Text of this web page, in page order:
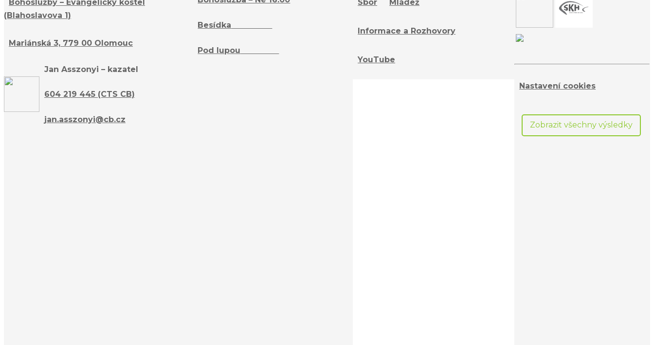
Bohoslužby – Evangelický kostel
(Blahoslavova 1)
Mariánská 3, 779 00 Olomouc
Jan Asszonyi – kazatel
604 219 445 (CTS CB)
jan.asszonyi@cb.cz
Besídka
Pod lupou
Sbor Mládež
Informace a Rozhovory
YouTube
Nastavení cookies
Zobrazit všechny výsledky